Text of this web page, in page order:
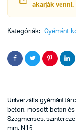
akarják venni.
Kategóriák: Gyémánt
Univerzális
beton, mosott beton és
Szegmenses,
mm. N16